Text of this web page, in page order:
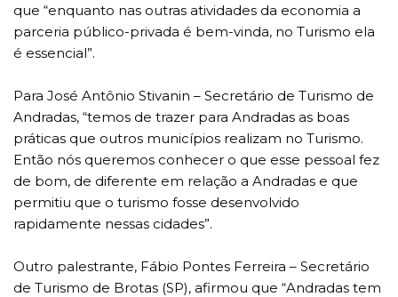
que “enquanto nas outras atividades da economia a
parceria público-privada é bem-vinda, no Turismo ela
é essencial”.
Para José Antônio Stivanin – Secretário de Turismo de
Andradas, “temos de trazer para Andradas as boas
práticas que outros municípios realizam no Turismo.
Então nós queremos conhecer o que esse pessoal fez
de bom, de diferente em relação a Andradas e que
permitiu que o turismo fosse desenvolvido
rapidamente nessas cidades”.
Outro palestrante, Fábio Pontes Ferreira – Secretário
de Turismo de Brotas (SP), afirmou que “Andradas tem